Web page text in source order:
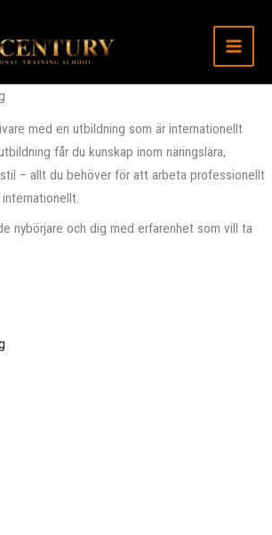
med en utbildning som är internationellt
får du kunskap inom näringslära,
– allt du behöver för att arbeta professionellt
nybörjare och dig med erfarenhet som vill ta